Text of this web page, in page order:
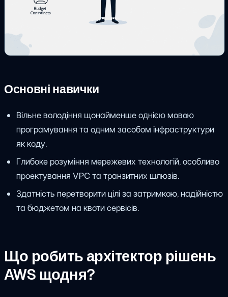
Основні навички
Вільне володіння щонайменше однією мовою
програмування та одним засобом інфраструктури
як коду.
Глибоке розуміння мережевих технологій, особливо
проектування VPC та транзитних шлюзів.
Здатність перетворити цілі за затримкою, надійністю
та бюджетом на квоти сервісів.
Що робить архітектор рішень
AWS щодня?